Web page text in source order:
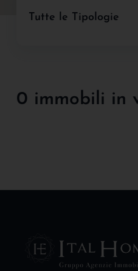
Tutte le Tipologie
0 immobili in